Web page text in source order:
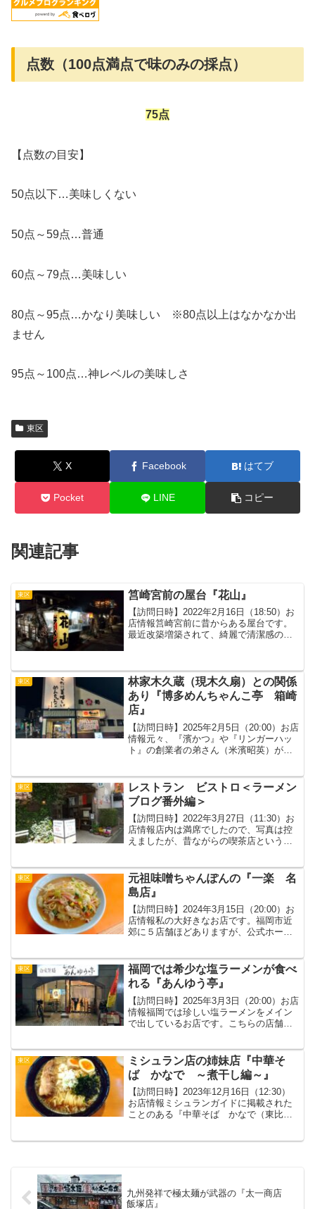
点数（100点満点で味のみの採点）
75点
【点数の目安】
50点以下…美味しくない
50点～59点…普通
60点～79点…美味しい
80点～95点…かなり美味しい ※80点以上はなかなか出
ません
95点～100点…神レベルの美味しさ
東区
X Facebook はてブ
Pocket LINE コピー
関連記事
東区 筥崎宮前の屋台『花山』
【訪問日時】2022年2月16日（18:50）お
店情報筥崎宮前に昔からある屋台です。
最近改築増築されて、綺麗で清潔感のあ
皮、もも、つくね、豚バラを２本ずつ注
文。焼き鳥は...
東区
林家木久蔵（現木久扇）との関係
あり『博多めんちゃんこ亭 箱崎
店』
【訪問日時】2025年2月5日（20:00）お店
情報元々、『濱かつ』や『リンガーハッ
ト』の創業者の弟さん（米濱昭英）が、
四十年以上前、同郷の五十三代横綱「琴
桜」と親交の深...
東区
レストラン ビストロ＜ラーメン
ブログ番外編＞
【訪問日時】2022年3月27日（11:30）お
店情報店内は満席でしたので、写真は控
えましたが、昔ながらの喫茶店という感
あります。料理私はハンバーグとエビフ
ライのスペシ...
東区
元祖味噌ちゃんぽんの『一楽 名
島店』
【訪問日時】2024年3月15日（20:00）お
店情報私の大好きなお店です。福岡市近
郊に５店舗ほどありますが、公式ホーム
ュー元祖みそチャンポンを食べた感想メ
ニューは豚骨...
東区
福岡では希少な塩ラーメンが食べ
れる『あんゆう亭』
【訪問日時】2025年3月3日（20:00）お店
情報福岡では珍しい塩ラーメンをメイン
で出しているお店です。こちらの店舗で
という事は、立地はそこまで良くないと
考えられま...
東区
ミシュラン店の姉妹店『中華そ
ば かなで ～煮干し編～』
【訪問日時】2023年12月16日（12:30）
お店情報ミシュランガイドに掲載された
ことのある『中華そば かなで（東比恵
九州発祥で極太麺が武器の『太一商店
飯塚店』